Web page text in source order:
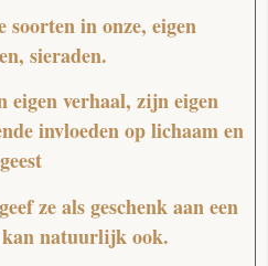
soorten in onze, eigen
sieraden.
eigen verhaal, zijn eigen
invloeden op lichaam en
geest
ze als geschenk aan een
natuurlijk ook.